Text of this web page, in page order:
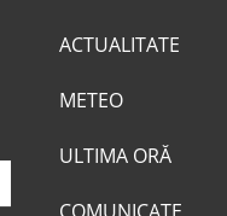
ACTUALITATE
METEO
ULTIMA ORĂ